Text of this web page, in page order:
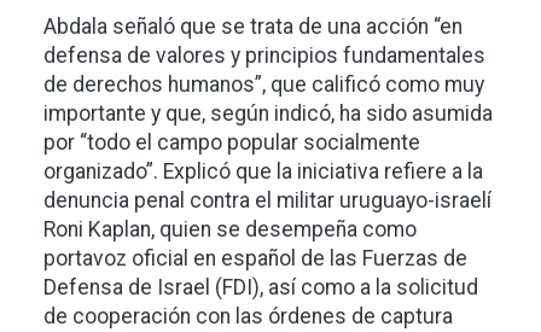
Abdala señaló que se trata de una acción “en
defensa de valores y principios fundamentales
de derechos humanos”, que calificó como muy
importante y que, según indicó, ha sido asumida
por “todo el campo popular socialmente
organizado”. Explicó que la iniciativa refiere a la
denuncia penal contra el militar uruguayo-israelí
Roni Kaplan, quien se desempeña como
portavoz oficial en español de las Fuerzas de
Defensa de Israel (FDI), así como a la solicitud
de cooperación con las órdenes de captura